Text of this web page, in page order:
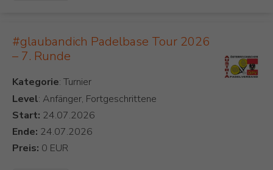
#glaubandich Padelbase Tour 2026
– 7. Runde
Kategorie
Level: Anfänger, Fortgeschrittene
Start:
Ende:
Preis: